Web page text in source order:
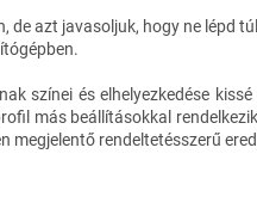
de azt javasoljuk, hogy ne lépd
színei és elhelyezkedése
más beállításokkal
megjelentő rendeltetésszerű